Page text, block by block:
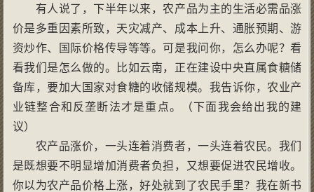
有人说了，下半年以来，农产品为主的生活必需品涨
价是多重因素所致，天灾减产、成本上升、通胀预期、游
资炒作、国际价格传导等等。可是我问你，怎么办呢？看
看我们是怎么做的。比如云南，正在建设中央直属食糖储
备库，要加大国家对食糖的收储规模。我告诉你，农业产
业链整合和反垄断法才是重点。（下面我会给出我的建
议）
农产品涨价，一头连着消费者，一头连着农民。我们
是既想要不明显增加消费者负担，又想要促进农民增收。
你以为农产品价格上涨，好处就到了农民手里？我在新书